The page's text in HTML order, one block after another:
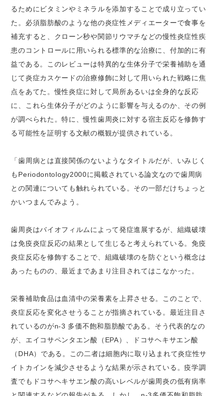
るためにビタミンやミネラルを添加することで成り立ってい
た。必須脂肪酸のような他の炎症性メディエーターで食事を
補充すると、クローン秒や関節リウマチなどの慢性炎症性疾
患のコントロールに用いられる標準的な治療に、付加的に有
益である。このレビューは特異的な生体分子で栄養補助を通
じて炎症カスケードの治療修飾に対して用いられた戦略に焦
点をあてた。慢性炎症に対して局所あるいは全身的な反応
に、これら生体分子がどのように影響を与えるのか、その例
が調べられた。特に、慢性歯周炎に対する宿主反応を修飾す
る可能性を証明する文献の概観が提供されている。
「歯周病とは直接関係のないようなタイトルだが、いみじく
もPeriodontology2000に掲載されている論文なので歯周病
との関連についても触れられている。その一部だけちょっと
かいつまんでみよう。
歯周炎はバイオフィルムによって発症進展するが、組織破壊
は免疫炎症反応の結果として生じると考えられている。免疫
炎症反応を修飾することで、組織破壊のを防ぐという概念は
あったものの、最近まであまり注目されてはこなかった。
栄養補助食品は血清中の栄養素を上昇させる。このことで、
炎症反応を変化させうることが指摘されている。最近注目さ
れているのがn-3 多価不飽和脂肪酸である。そう代表的なの
が、エイコサペンタエン酸（EPA）、ドコサヘキサエン酸
（DHA）である。この二者は細胞内に取り込まれて炎症性サ
イトカインを減少させるような結果が示されている。疫学調
査でもドコサヘキサエン酸の高いレベルが歯周炎の低有病率